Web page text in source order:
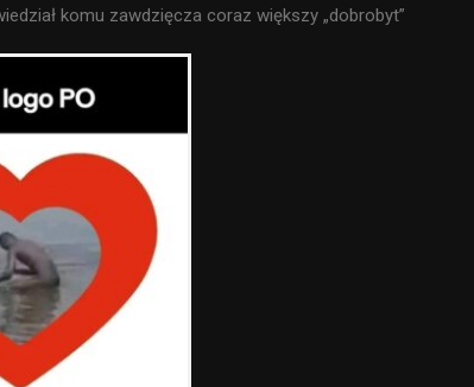
komu zawdzięcza coraz większy „dobrobyt”